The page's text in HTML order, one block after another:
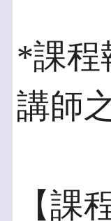
*課程
講師
【課